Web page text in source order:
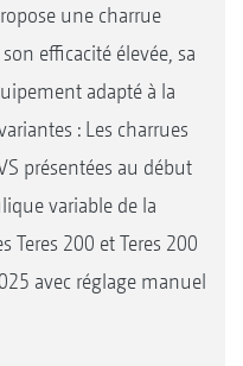
une charrue
efficacité élevée, sa
adapté à la
: Les charrues
présentées au début
variable de la
Teres 200 et Teres 200
avec réglage manuel